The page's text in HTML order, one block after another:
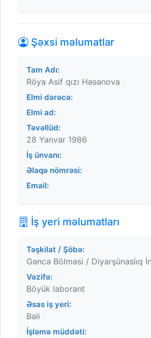
Şəxsi məlumatlar
Tam Adı:
Röya Asif qızı Həsənova
Elmi dərəcə:
Elmi ad:
Təvəllüd:
28 Yanvar 1986
İş ünvanı:
Əlaqə nömrəsi:
Email:
İş yeri məlumatları
Təşkilat / Şöbə:
Gəncə Bölməsi / Diyarşünaslıq
Vəzifə:
Böyük laborant
Əsas iş yeri:
Bəli
İşləmə müddəti: